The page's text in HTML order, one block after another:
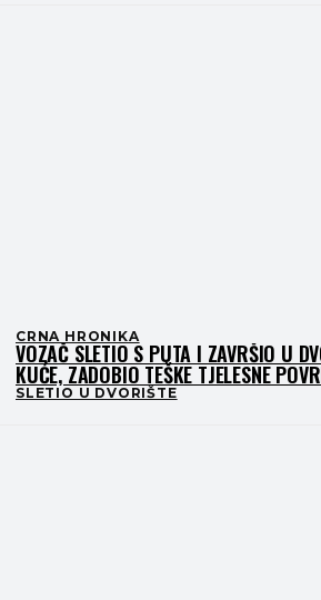
CRNA HRONIKA
VOZAČ SLETIO S PUTA I ZAVRŠIO U
KUĆE, ZADOBIO TEŠKE TJELESNE
SLETIO U DVORIŠTE